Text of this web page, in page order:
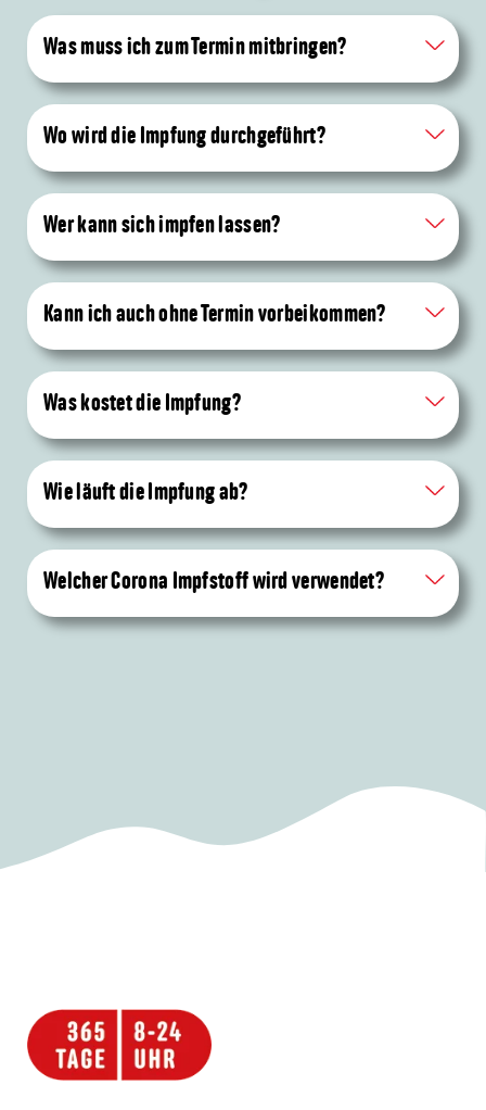
Was muss ich zum Termin mitbringen?
Wo wird die Impfung durchgeführt?
Wer kann sich impfen lassen?
Kann ich auch ohne Termin vorbeikommen?
Was kostet die Impfung?
Wie läuft die Impfung ab?
Welcher Corona Impfstoff wird verwendet?